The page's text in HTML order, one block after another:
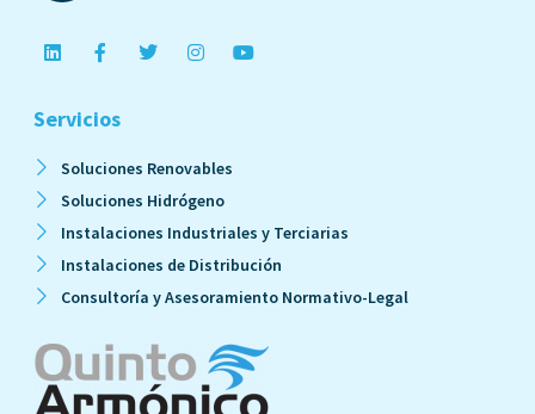
Servicios
Soluciones Renovables
Soluciones Hidrógeno
Instalaciones Industriales y Terciarias
Instalaciones de Distribución
Consultoría y Asesoramiento Normativo-Legal